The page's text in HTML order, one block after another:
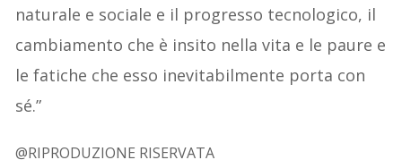
naturale e sociale e il progresso tecnologico, il
cambiamento che è insito nella vita e le paure e
le fatiche che esso inevitabilmente porta con
sé.”
@RIPRODUZIONE RISERVATA